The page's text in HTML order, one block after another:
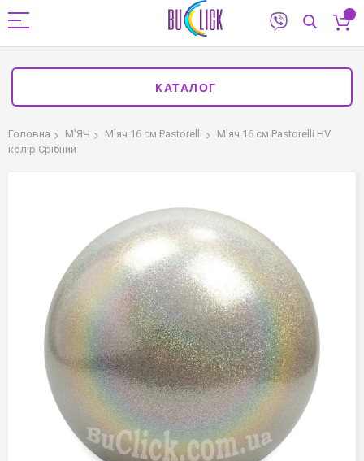
КАТАЛОГ
Головна М'ЯЧ М'яч 16 см Pastorelli
М'яч 16 см Pastorelli HV
колір Срібний